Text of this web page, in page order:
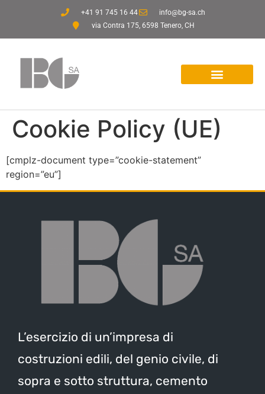
+41 91 745 16 44
info@bg-sa.ch
via Contra 175, 6598 Tenero, CH
Cookie Policy (UE)
[cmplz-document type=”cookie-statement”
region=”eu”]
L’esercizio di un’impresa di
costruzioni edili, del genio civile, di
sopra e sotto struttura, cemento